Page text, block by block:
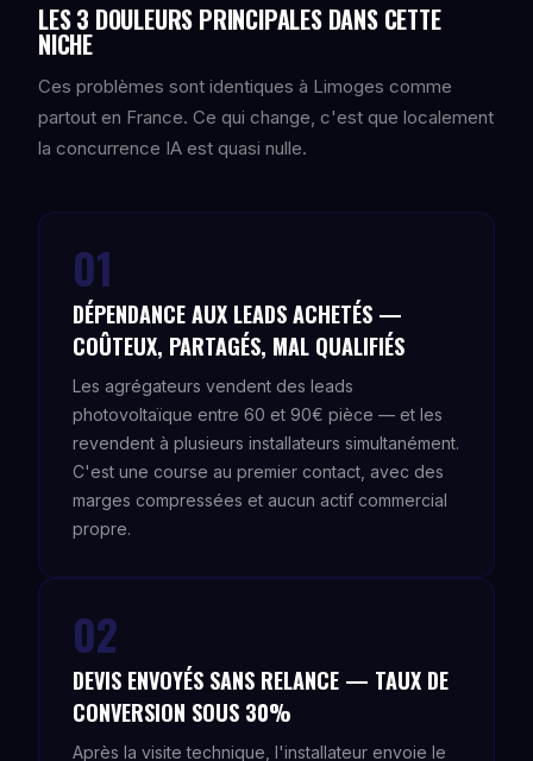
LES 3 DOULEURS PRINCIPALES DANS CETTE
NICHE
Ces problèmes sont identiques à Limoges comme
partout en France. Ce qui change, c'est que localement
la concurrence IA est quasi nulle.
01
DÉPENDANCE AUX LEADS ACHETÉS —
COÛTEUX, PARTAGÉS, MAL QUALIFIÉS
Les agrégateurs vendent des leads
photovoltaïque entre 60 et 90€ pièce — et les
revendent à plusieurs installateurs simultanément.
C'est une course au premier contact, avec des
marges compressées et aucun actif commercial
propre.
02
DEVIS ENVOYÉS SANS RELANCE — TAUX DE
CONVERSION SOUS 30%
Après la visite technique, l'installateur envoie le